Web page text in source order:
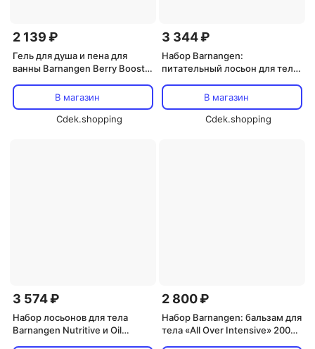
2 139 ₽
Гель для душа и пена для
ванны Barnangen Berry Boost
В магазин
Cdek.shopping
3 344 ₽
Набор Barnangen:
питательный лосьон для тела
бальзам для тела 200 мл
Barnangen
В магазин
Cdek.shopping
3 574 ₽
Набор лосьонов для тела
Barnangen Nutritive и Oil
2 800 ₽
Набор Barnangen: бальзам для
тела «All Over Intensive» 200